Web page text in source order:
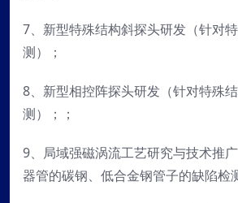
7、新型特殊结构斜探头研发（针对
测）；
8、新型相控阵探头研发（针对特殊
测）；；
9、局域强磁涡流工艺研究与技术推
器管的碳钢、低合金钢管子的缺陷检